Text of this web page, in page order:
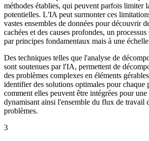
méthodes établies, qui peuvent parfois limiter
potentielles. L'IA peut surmonter ces
vastes ensembles de données pour découvrir
cachées et des causes profondes, un
par principes fondamentaux mais à une
Des techniques telles que l'analyse de
sont soutenues par l'IA, permettent de
des problèmes complexes en éléments
identifier des solutions optimales pour chaque
comment elles peuvent être intégrées pour
dynamisant ainsi l'ensemble du flux de travail
problèmes.
3